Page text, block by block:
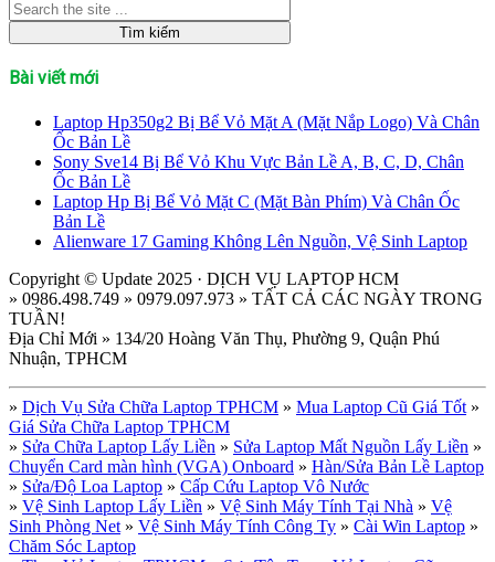
Bài viết mới
Laptop Hp350g2 Bị Bể Vỏ Mặt A (Mặt Nắp Logo) Và Chân
Ốc Bản Lề
Sony Sve14 Bị Bể Vỏ Khu Vực Bản Lề A, B, C, D, Chân
Ốc Bản Lề
Laptop Hp Bị Bể Vỏ Mặt C (Mặt Bàn Phím) Và Chân Ốc
Bản Lề
Alienware 17 Gaming Không Lên Nguồn, Vệ Sinh Laptop
Copyright © Update 2025 · DỊCH VỤ LAPTOP HCM
» 0986.498.749 » 0979.097.973 » TẤT CẢ CÁC NGÀY TRONG
TUẦN!
Địa Chỉ Mới » 134/20 Hoàng Văn Thụ, Phường 9, Quận Phú
Nhuận, TPHCM
» Dịch Vụ Sửa Chữa Laptop TPHCM » Mua Laptop Cũ Giá Tốt »
Giá Sửa Chữa Laptop TPHCM
» Sửa Chữa Laptop Lấy Liền » Sửa Laptop Mất Nguồn Lấy Liền »
Chuyển Card màn hình (VGA) Onboard » Hàn/Sửa Bản Lề Laptop
» Sửa/Độ Loa Laptop » Cấp Cứu Laptop Vô Nước
» Vệ Sinh Laptop Lấy Liền » Vệ Sinh Máy Tính Tại Nhà » Vệ
Sinh Phòng Net » Vệ Sinh Máy Tính Công Ty » Cài Win Laptop »
Chăm Sóc Laptop